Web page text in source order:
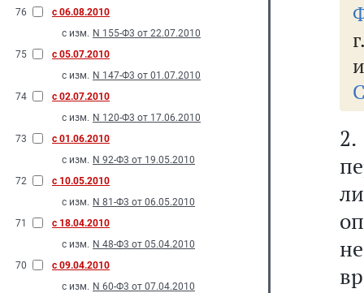
76
с 06.08.2010
с изм. N 155-Ф3 от 22.07.2010
75
с 05.07.2010
с изм. N 147-Ф3 от 01.07.2010
74
с 02.07.2010
с изм. N 120-Ф3 от 17.06.2010
73
с 01.06.2010
с изм. N 92-Ф3 от 19.05.2010
72
с 10.05.2010
с изм. N 81-Ф3 от 06.05.2010
71
с 18.04.2010
с изм. N 48-Ф3 от 05.04.2010
70
с 09.04.2010
с изм. N 60-Ф3 от 07.04.2010